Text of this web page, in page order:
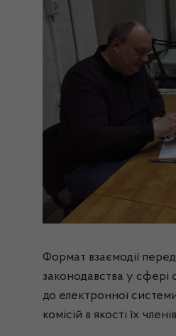
Формат взаємодії
законодавства у сфері
до електронної
комісій в якості їх